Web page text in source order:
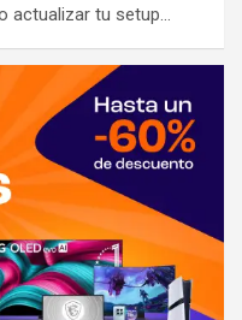
actualizar tu setup…